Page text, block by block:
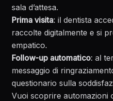
sala d’attesa.
Prima visita: il dentista
raccolte digitalmente e si
empatico.
Follow-up automatico: al
messaggio di
questionario sulla
Vuoi scoprire automazioni